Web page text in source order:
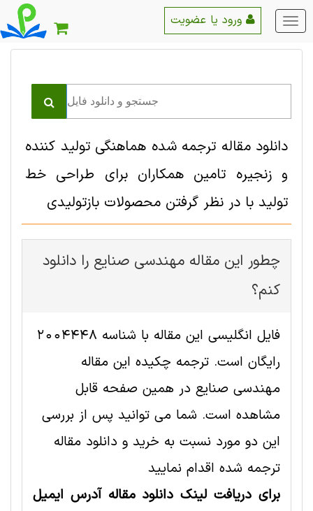
منو
اصلی
دانلود مقاله ترجمه شده هماهنگی تولید کننده
و زنجیره تامین همکاران برای طراحی خط
تولید با در نظر گرفتن محصولات بازتولیدی
چطور این مقاله مهندسی صنايع را دانلود
کنم؟
فایل انگلیسی این مقاله با شناسه 2004448
رایگان است. ترجمه چکیده این مقاله
مهندسی صنايع در همین صفحه قابل
مشاهده است. شما می توانید پس از بررسی
این دو مورد نسبت به خرید و دانلود مقاله
ترجمه شده اقدام نمایید
برای دریافت لینک دانلود مقاله آدرس ایمیل